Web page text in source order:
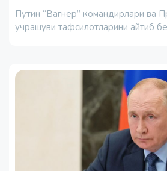
Путин “Вагнер” командирлари ва
учрашуви тафсилотларини айтиб